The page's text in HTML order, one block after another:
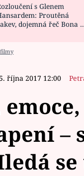
CELEBRITY
VAŘENÍ
s Glenem
Proutěná
dojemná řeč Bona a
října 2017 12:00
–